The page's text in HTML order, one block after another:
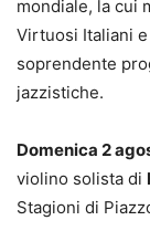
mondiale, la cui
Virtuosi Italiani
soprendente
jazzistiche.
Domenica 2
violino solista di
Stagioni di